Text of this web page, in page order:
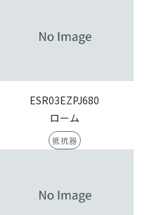
ESR03EZPJ680
ローム
抵抗器